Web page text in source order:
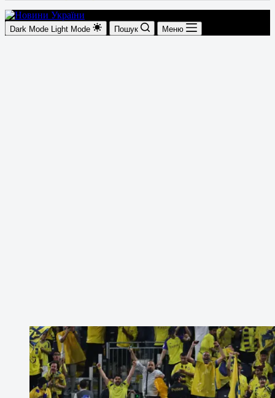
Dark Mode Light Mode Пошук Меню